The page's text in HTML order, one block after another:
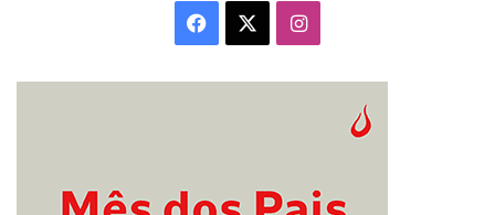
Facebook Instagram